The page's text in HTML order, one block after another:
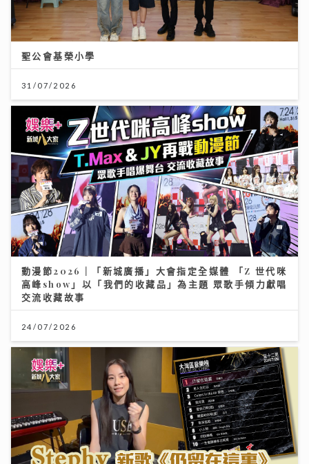
聖公會基榮小學
31/07/2026
動漫節2026｜「新城廣播」大會指定全媒體 「Z 世代咪
高峰show」以「我們的收藏品」為主題 眾歌手傾力獻唱
交流收藏故事
24/07/2026